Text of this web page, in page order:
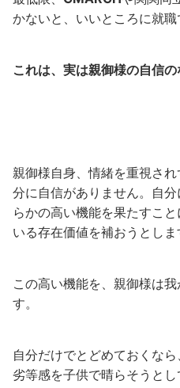
かないと、いいところに就職
これは、実は親御様の自信
親御様自身、情緒を重視さ
分に自信がありません。自
らかの高い機能を果たすこ
いる存在価値を補おうとしま
この高い機能を、親御様は
す。
自分だけでとどめておくな
劣等感を子供で晴らそうとし